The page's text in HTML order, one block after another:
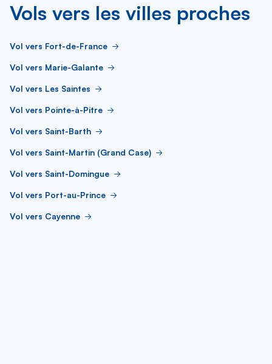
Vols vers les villes proches
Vol vers Fort-de-France
Vol vers Marie-Galante
Vol vers Les Saintes
Vol vers Pointe-à-Pitre
Vol vers Saint-Barth
Vol vers Saint-Martin (Grand Case)
Vol vers Saint-Domingue
Vol vers Port-au-Prince
Vol vers Cayenne